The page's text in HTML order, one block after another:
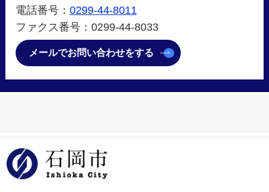
電話番号： 0299-44-8011
ファクス番号：0299-44-8033
メールでお問い合わせをする